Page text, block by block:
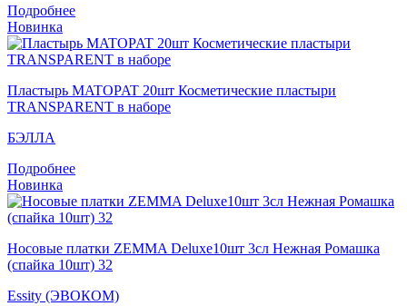
Подробнее
Новинка
Пластырь MATOPAT 20шт Косметические пластыри
TRANSPARENT в наборе
БЭЛЛА
Подробнее
Новинка
Носовые платки ZEMMA Deluxe10шт 3сл Нежная Ромашка
(спайка 10шт) 32
Essity (ЭВОКОМ)